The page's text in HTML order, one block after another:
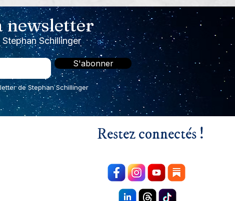
!
🌿newsletter
Schillinger
S'abonner
de Stephan Schillinger
Restez connectés !